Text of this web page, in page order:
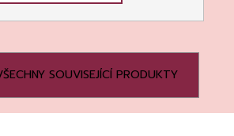
SOUVISEJÍCÍ PRODUKTY